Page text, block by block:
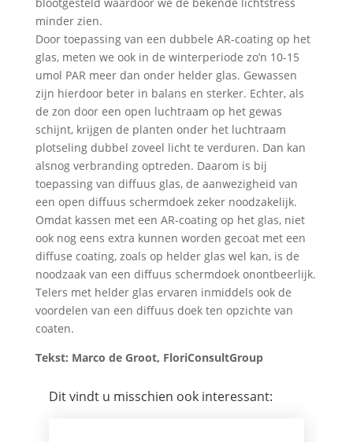
minder zien.
Door toepassing van een dubbele AR-coating op het
glas, meten we ook in de winterperiode zo’n 10-15
umol PAR meer dan onder helder glas. Gewassen
zijn hierdoor beter in balans en sterker. Echter, als
de zon door een open luchtraam op het gewas
schijnt, krijgen de planten onder het luchtraam
plotseling dubbel zoveel licht te verduren. Dan kan
alsnog verbranding optreden. Daarom is bij
toepassing van diffuus glas, de aanwezigheid van
een open diffuus schermdoek zeker noodzakelijk.
Omdat kassen met een AR-coating op het glas, niet
ook nog eens extra kunnen worden gecoat met een
diffuse coating, zoals op helder glas wel kan, is de
noodzaak van een diffuus schermdoek onontbeerlijk.
Telers met helder glas ervaren inmiddels ook de
voordelen van een diffuus doek ten opzichte van
coaten.
Tekst: Marco de Groot, FloriConsultGroup
Dit vindt u misschien ook interessant: